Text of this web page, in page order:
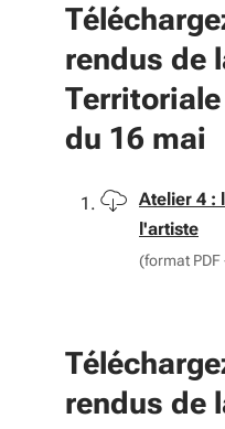
rendus de
du 16 mai
Atelier 4 :
l'artiste
(format
rendus de